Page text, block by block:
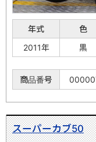
年式 色
2011年
黒
商品番号
スーパーカブ50